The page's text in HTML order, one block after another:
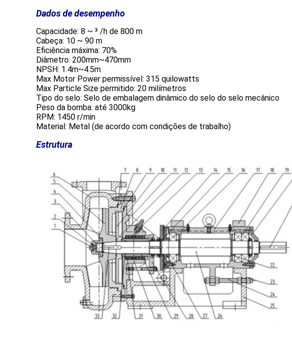
Dados de desempenho
Capacidade: 8 ~ ³ /h de 800 m
Cabeça: 10 ~ 90 m
Eficiência máxima: 70%
Diâmetro: 200mm~470mm
NPSH: 1.4m~4.5m
Max Motor Power permissível: 315 quilowatts
Max Particle Size permitido: 20 milímetros
Tipo do selo: Selo de embalagem dinâmico do selo do selo mecânico
Peso da bomba: até 3000kg
RPM: 1450 r/min
Material: Metal (de acordo com condições de trabalho)
Estrutura